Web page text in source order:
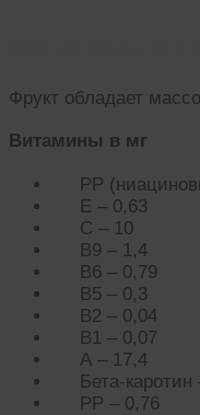
Фрукт обладает
Витамины в мг
РР
Е – 0,63
С – 10
В9 – 1,4
В6 – 0,79
В5 – 0,3
В2 – 0,04
В1 – 0,07
А – 17,4
Бета-каротин
РР – 0,76